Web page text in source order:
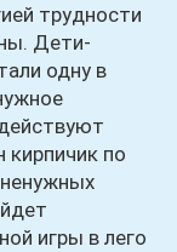
трудности
Дети-
одну в
кирпичик по
игры в лего